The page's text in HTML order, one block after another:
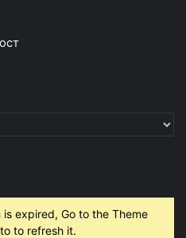
expired, Go to the Theme
to refresh it.